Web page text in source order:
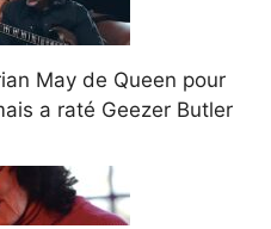
May de Queen pour
a raté Geezer Butler